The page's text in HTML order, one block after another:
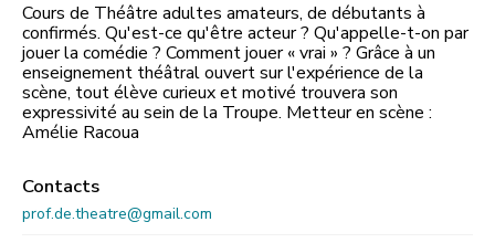
Cours de Théâtre adultes amateurs, de débutants à
confirmés. Qu'est-ce qu'être acteur ? Qu'appelle-t-on par
jouer la comédie ? Comment jouer « vrai » ? Grâce à un
enseignement théâtral ouvert sur l'expérience de la
scène, tout élève curieux et motivé trouvera son
expressivité au sein de la Troupe. Metteur en scène :
Amélie Racoua
Contacts
prof.de.theatre@gmail.com